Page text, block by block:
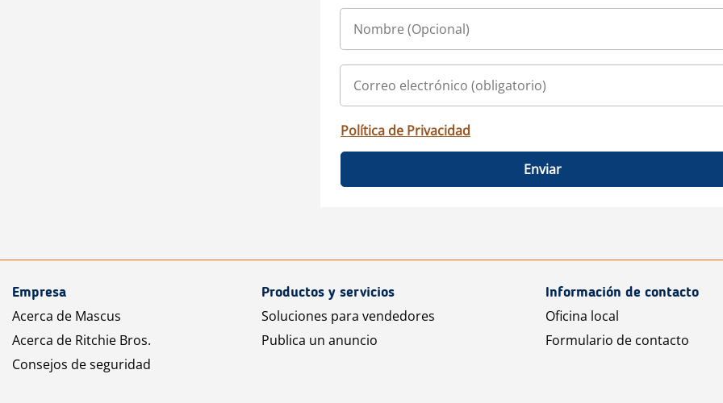
Política de Privacidad
Enviar
Empresa
Acerca de Mascus
Acerca de Ritchie Bros.
Consejos de seguridad
Productos y servicios
Soluciones para vendedores
Publica un anuncio
Información de contacto
Oficina local
Formulario de contacto